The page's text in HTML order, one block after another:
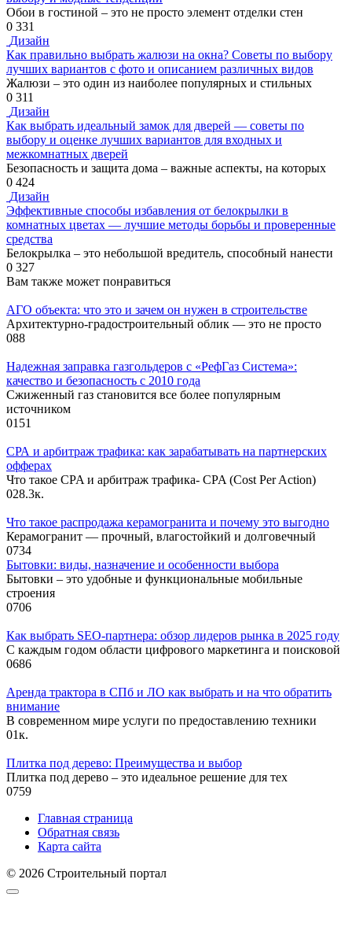
Обои в гостиной – это не просто элемент отделки стен
0 331
Дизайн
Как правильно выбрать жалюзи на окна? Советы по выбору
лучших вариантов с фото и описанием различных видов
Жалюзи – это один из наиболее популярных и стильных
0 311
Дизайн
Как выбрать идеальный замок для дверей — советы по
выбору и оценке лучших вариантов для входных и
межкомнатных дверей
Безопасность и защита дома – важные аспекты, на которых
0 424
Дизайн
Эффективные способы избавления от белокрылки в
комнатных цветах — лучшие методы борьбы и проверенные
средства
Белокрылка – это небольшой вредитель, способный нанести
0 327
Вам также может понравиться
АГО объекта: что это и зачем он нужен в строительстве
Архитектурно-градостроительный облик — это не просто
088
Надежная заправка газгольдеров с «РефГаз Система»:
качество и безопасность с 2010 года
Сжиженный газ становится все более популярным
источником
0151
СРА и арбитраж трафика: как зарабатывать на партнерских
офферах
Что такое CPA и арбитраж трафика- CPA (Cost Per Action)
028.3к.
Что такое распродажа керамогранита и почему это выгодно
Керамогранит — прочный, влагостойкий и долговечный
0734
Бытовки: виды, назначение и особенности выбора
Бытовки – это удобные и функциональные мобильные
строения
0706
Как выбрать SEO-партнера: обзор лидеров рынка в 2025 году
С каждым годом области цифрового маркетинга и поисковой
0686
Аренда трактора в СПб и ЛО как выбрать и на что обратить
внимание
В современном мире услуги по предоставлению техники
01к.
Плитка под дерево: Преимущества и выбор
Плитка под дерево – это идеальное решение для тех
0759
Главная страница
Обратная связь
Карта сайта
© 2026 Строительный портал